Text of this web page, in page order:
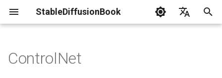
StableDiffusionBook
新闻
WebUi安装
GPU相关
提示工程
流程介绍
实战指南
Lora 训练
资料表
ControlNet